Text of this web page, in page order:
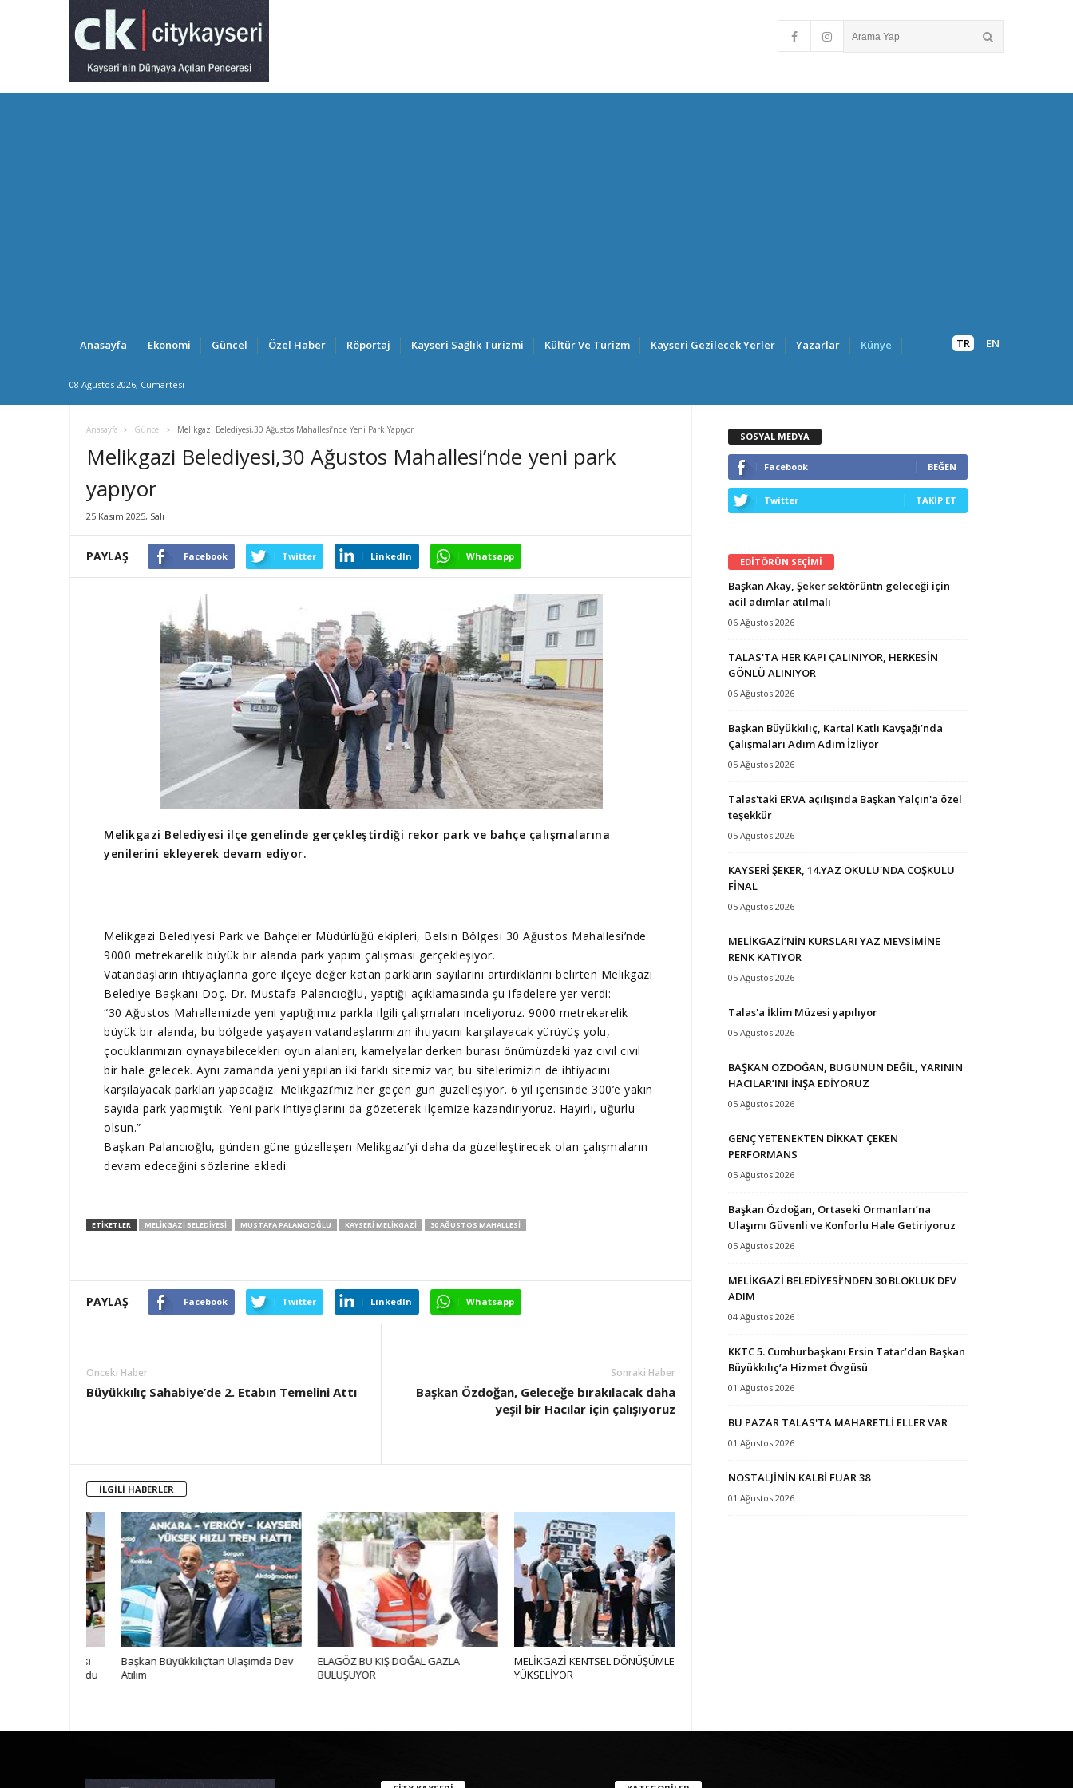
Anasayfa Ekonomi Güncel Özel Haber Röportaj Kayseri Sağlık Turizmi Kültür Ve Turizm Kayseri Gezilecek Yerler Yazarlar Künye
08 Ağustos 2026, Cumartesi
TR EN
Anasayfa Güncel Melikgazi Belediyesi,30 Ağustos Mahallesi’nde Yeni Park Yapıyor
Melikgazi Belediyesi,30 Ağustos Mahallesi’nde yeni park
yapıyor
25 Kasım 2025, Salı
PAYLAŞ Facebook Twitter LinkedIn Whatsapp
Melikgazi Belediyesi ilçe genelinde gerçekleştirdiği rekor park ve bahçe çalışmalarına
yenilerini ekleyerek devam ediyor.
Melikgazi Belediyesi Park ve Bahçeler Müdürlüğü ekipleri, Belsin Bölgesi 30 Ağustos Mahallesi’nde
9000 metrekarelik büyük bir alanda park yapım çalışması gerçekleşiyor.
Vatandaşların ihtiyaçlarına göre ilçeye değer katan parkların sayılarını artırdıklarını belirten Melikgazi
Belediye Başkanı Doç. Dr. Mustafa Palancıoğlu, yaptığı açıklamasında şu ifadelere yer verdi:
“30 Ağustos Mahallemizde yeni yaptığımız parkla ilgili çalışmaları inceliyoruz. 9000 metrekarelik
büyük bir alanda, bu bölgede yaşayan vatandaşlarımızın ihtiyacını karşılayacak yürüyüş yolu,
çocuklarımızın oynayabilecekleri oyun alanları, kamelyalar derken burası önümüzdeki yaz cıvıl cıvıl
bir hale gelecek. Aynı zamanda yeni yapılan iki farklı sitemiz var; bu sitelerimizin de ihtiyacını
karşılayacak parkları yapacağız. Melikgazi’miz her geçen gün güzelleşiyor. 6 yıl içerisinde 300’e yakın
sayıda park yapmıştık. Yeni park ihtiyaçlarını da gözeterek ilçemize kazandırıyoruz. Hayırlı, uğurlu
olsun.”
Başkan Palancıoğlu, günden güne güzelleşen Melikgazi’yi daha da güzelleştirecek olan çalışmaların
devam edeceğini sözlerine ekledi.
ETIKETLER MELIKGAZI BELEDIYESI MUSTAFA PALANCIOĞLU KAYSERI MELIKGAZI 30 AĞUSTOS MAHALLESI
PAYLAŞ Facebook Twitter LinkedIn Whatsapp
Önceki Haber
Büyükkılıç Sahabiye’de 2. Etabın Temelini Attı
Sonraki Haber
Başkan Özdoğan, Geleceğe bırakılacak daha
yeşil bir Hacılar için çalışıyoruz
İLGİLİ HABERLER
Başkan Büyükkılıç’tan Ulaşımda Dev
Atılım
ELAGÖZ BU KIŞ DOĞAL GAZLA
BULUŞUYOR
MELİKGAZİ KENTSEL DÖNÜŞÜMLE
YÜKSELİYOR
SOSYAL MEDYA
Facebook BEĞEN
Twitter TAKİP ET
EDİTÖRÜN SEÇİMİ
Başkan Akay, Şeker sektörüntn geleceği için
acil adımlar atılmalı
06 Ağustos 2026
TALAS'TA HER KAPI ÇALINIYOR, HERKESİN
GÖNLÜ ALINIYOR
06 Ağustos 2026
Başkan Büyükkılıç, Kartal Katlı Kavşağı’nda
Çalışmaları Adım Adım İzliyor
05 Ağustos 2026
Talas'taki ERVA açılışında Başkan Yalçın'a özel
teşekkür
05 Ağustos 2026
KAYSERİ ŞEKER, 14.YAZ OKULU'NDA COŞKULU
FİNAL
05 Ağustos 2026
MELİKGAZİ’NİN KURSLARI YAZ MEVSİMİNE
RENK KATIYOR
05 Ağustos 2026
Talas'a İklim Müzesi yapılıyor
05 Ağustos 2026
BAŞKAN ÖZDOĞAN, BUGÜNÜN DEĞİL, YARININ
HACILAR’INI İNŞA EDİYORUZ
05 Ağustos 2026
GENÇ YETENEKTEN DİKKAT ÇEKEN
PERFORMANS
05 Ağustos 2026
Başkan Özdoğan, Ortaseki Ormanları’na
Ulaşımı Güvenli ve Konforlu Hale Getiriyoruz
05 Ağustos 2026
MELİKGAZİ BELEDİYESİ’NDEN 30 BLOKLUK DEV
ADIM
04 Ağustos 2026
KKTC 5. Cumhurbaşkanı Ersin Tatar’dan Başkan
Büyükkılıç’a Hizmet Övgüsü
01 Ağustos 2026
BU PAZAR TALAS'TA MAHARETLİ ELLER VAR
01 Ağustos 2026
NOSTALJİNİN KALBİ FUAR 38
01 Ağustos 2026